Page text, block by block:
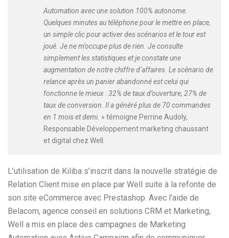
Automation avec une solution 100% autonome.
Quelques minutes au téléphone pour le mettre en place,
un simple clic pour activer des scénarios et le tour est
joué. Je ne m’occupe plus de rien. Je consulte
simplement les statistiques et je constate une
augmentation de notre chiffre d’affaires. Le scénario de
relance après un panier abandonné est celui qui
fonctionne le mieux : 32% de taux d’ouverture, 27% de
taux de conversion. Il a généré plus de 70 commandes
en 1 mois et demi. » témoigne Perrine Audoly,
Responsable Développement marketing chaussant
et digital chez Well.
L’utilisation de Kiliba s’inscrit dans la nouvelle stratégie de
Relation Client mise en place par Well suite à la refonte de
son site eCommerce avec Prestashop. Avec l’aide de
Belacom, agence conseil en solutions CRM et Marketing,
Well a mis en place des campagnes de Marketing